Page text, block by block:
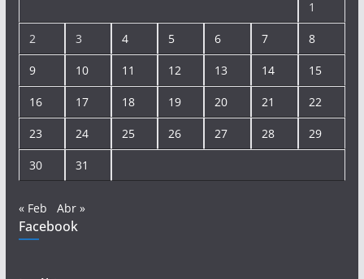
1
2 3 4 5 6 7 8
9 10 11 12 13 14 15
16 17 18 19 20 21 22
23 24 25 26 27 28 29
30 31
« Feb Abr »
Facebook